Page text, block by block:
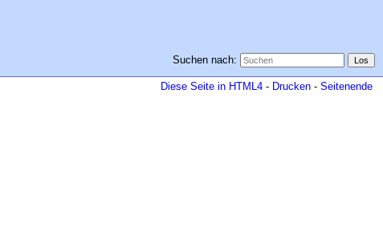
Suchen nach:
Diese Seite in HTML4 - Drucken - Seitenende